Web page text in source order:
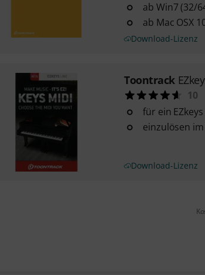
ab Win7 (32/
ab Mac OSX
Download-Lizenz
Toontrack
10
für ein
einzulösen
Download-Lizenz